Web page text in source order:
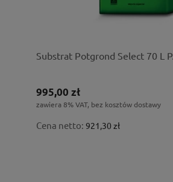
Substrat Potgrond Select 70 L
995,00 zł
zawiera 8% VAT, bez kosztów dostawy
Cena netto: 921,30 zł